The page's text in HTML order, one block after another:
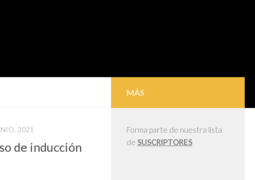
2021
de inducción
MÁS
Forma parte de nuestra lista
de SUSCRIPTORES